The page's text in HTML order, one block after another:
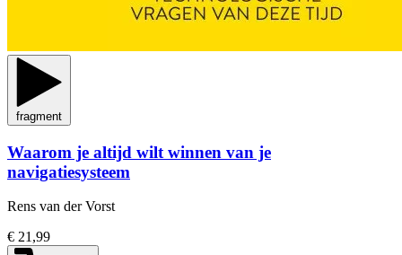
fragment
Waarom je altijd wilt winnen van je
navigatiesysteem
Rens van der Vorst
€ 21,99